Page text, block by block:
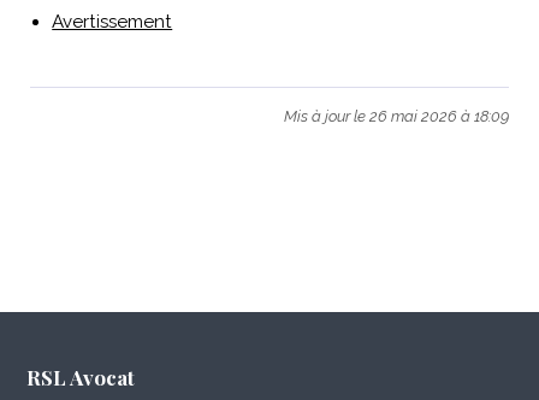
Avertissement
Mis à jour le 26 mai 2026 à 18:09
RSL Avocat